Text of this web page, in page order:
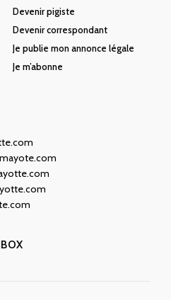
Devenir pigiste
Devenir correspondant
Je publie mon annonce légale
Je m’abonne